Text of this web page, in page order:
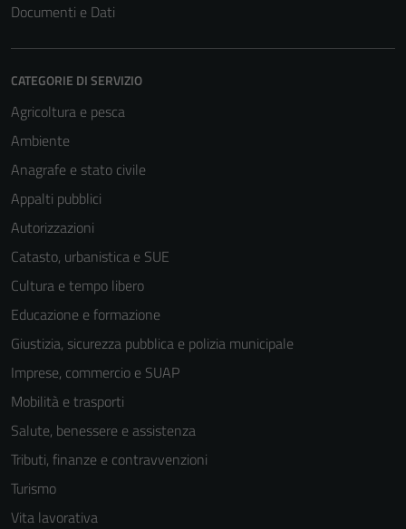
Documenti e Dati
CATEGORIE DI SERVIZIO
Agricoltura e pesca
Ambiente
Anagrafe e stato civile
Appalti pubblici
Autorizzazioni
Catasto, urbanistica e SUE
Cultura e tempo libero
Educazione e formazione
Giustizia, sicurezza pubblica e polizia municipale
Imprese, commercio e SUAP
Mobilità e trasporti
Salute, benessere e assistenza
Tributi, finanze e contravvenzioni
Turismo
Vita lavorativa